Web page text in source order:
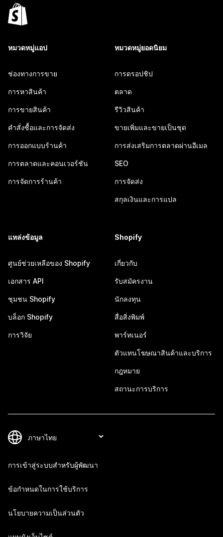
หมวดหมู่แอป
ช่องทางการขาย
การหาสินค้า
การขายสินค้า
คำสั่งซื้อและการจัดส่ง
การออกแบบร้านค้า
การตลาดและคอนเวอร์ชัน
การจัดการร้านค้า
หมวดหมู่ยอดนิยม
การดรอปชิป
ตลาด
รีวิวสินค้า
ขายเพิ่มและขายเป็นชุด
การส่งเสริมการตลาดผ่านอีเมล
SEO
การจัดส่ง
สกุลเงินและการแปล
แหล่งข้อมูล
ศูนย์ช่วยเหลือของ Shopify
เอกสาร API
ชุมชน Shopify
บล็อก Shopify
การวิจัย
Shopify
เกี่ยวกับ
รับสมัครงาน
นักลงทุน
สื่อสิ่งพิมพ์
พาร์ทเนอร์
ตัวแทนโฆษณาสินค้าและบริการ
กฎหมาย
สถานะการบริการ
การเข้าสู่ระบบสำหรับผู้พัฒนา
ข้อกำหนดในการใช้บริการ
นโยบายความเป็นส่วนตัว